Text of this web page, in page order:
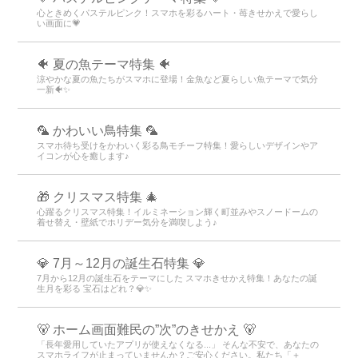
心ときめくパステルピンク！スマホを彩るハート・苺きせかえで愛らし
い画面に💗
🐠 夏の魚テーマ特集 🐠
涼やかな夏の魚たちがスマホに登場！金魚など夏らしい魚テーマで気分
一新🐠✨
🦜 かわいい鳥特集 🦜
スマホ待ち受けをかわいく彩る鳥モチーフ特集！愛らしいデザインやア
イコンが心を癒します♪
🎁 クリスマス特集 🎄
心躍るクリスマス特集！イルミネーション輝く町並みやスノードームの
着せ替え・壁紙でホリデー気分を満喫しよう♪
💎 7月～12月の誕生石特集 💎
7月から12月の誕生石をテーマにした スマホきせかえ特集！あなたの誕
生月を彩る 宝石はどれ？💎✨
🐻 ホーム画面難民の”次”のきせかえ 🐻
「長年愛用していたアプリが使えなくなる...」 そんな不安で、あなたの
スマホライフが止まっていませんか？ご安心ください。私たち「＋